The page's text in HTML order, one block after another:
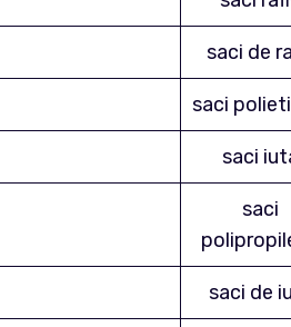
saci de
saci
saci
saci
saci de